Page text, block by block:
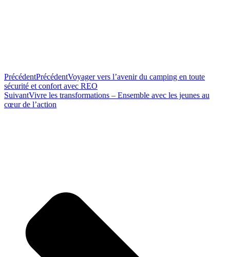
PrécédentPrécédentVoyager vers l’avenir du camping en toute
sécurité et confort avec REO
SuivantVivre les transformations – Ensemble avec les jeunes au
cœur de l’action